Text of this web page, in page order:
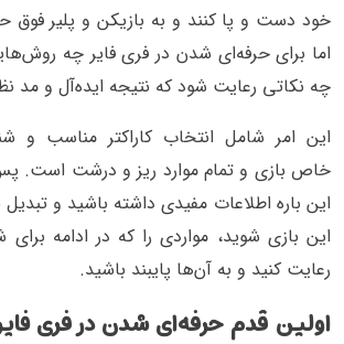
خود دست و پا کنند و به بازیکن و پلیر فوق
اما برای حرفه‌ای شدن در فری فایر چه
چه نکاتی رعایت شود که نتیجه ایده‌آل و مد
این امر شامل انتخاب کاراکتر مناسب و
خاص بازی و تمام موارد ریز و درشت است.
این باره اطلاعات مفیدی داشته باشید و
این بازی شوید، مواردی را که در ادامه
رعایت کنید و به آن‌ها پایبند باشید.
اولین قدم حرفه‌ای شدن در فری